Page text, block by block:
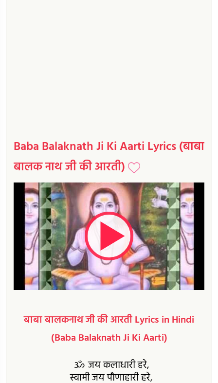
Baba Balaknath Ji Ki Aarti Lyrics (बाबा
बालक नाथ जी की आरती)
बाबा बालकनाथ जी की आरती Lyrics in Hindi
(Baba Balaknath Ji Ki Aarti)
ॐ जय कलाधारी हरे,
स्वामी जय पौणाहारी हरे,